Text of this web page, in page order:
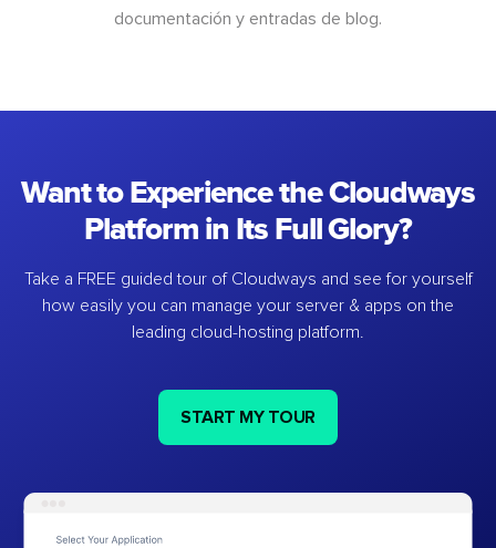
documentación y entradas de blog.
Want to Experience the Cloudways
Platform in Its Full Glory?
Take a FREE guided tour of Cloudways and see for yourself
how easily you can manage your server & apps on the
leading cloud-hosting platform.
START MY TOUR